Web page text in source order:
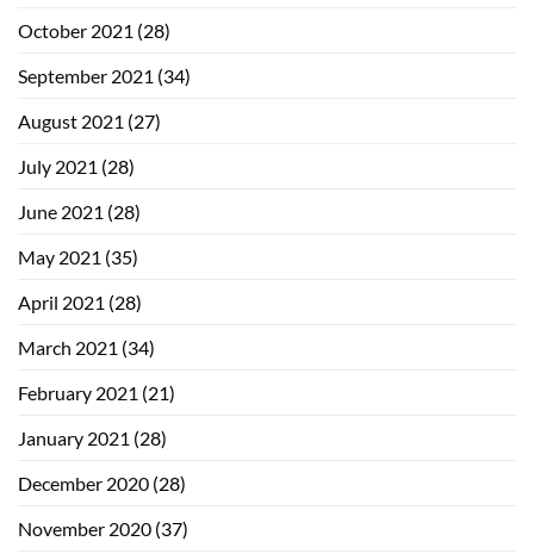
October 2021 (28)
September 2021 (34)
August 2021 (27)
July 2021 (28)
June 2021 (28)
May 2021 (35)
April 2021 (28)
March 2021 (34)
February 2021 (21)
January 2021 (28)
December 2020 (28)
November 2020 (37)